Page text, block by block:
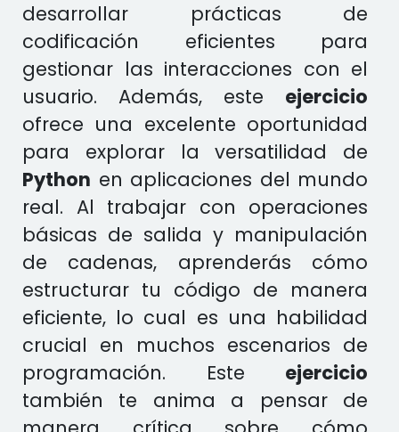
desarrollar prácticas de
codificación eficientes para
gestionar las interacciones con el
usuario. Además, este ejercicio
ofrece una excelente oportunidad
para explorar la versatilidad de
Python en aplicaciones del mundo
real. Al trabajar con operaciones
básicas de salida y manipulación
de cadenas, aprenderás cómo
estructurar tu código de manera
eficiente, lo cual es una habilidad
crucial en muchos escenarios de
programación. Este ejercicio
también te anima a pensar de